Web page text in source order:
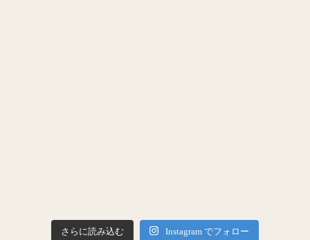
さらに読み込む Instagram でフォロー